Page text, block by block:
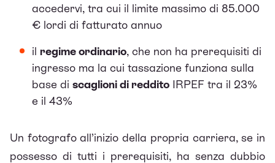
accedervi, tra cui il limite massimo di 85.000
€ lordi di fatturato annuo
il regime ordinario, che non ha prerequisiti di
ingresso ma la cui tassazione funziona sulla
base di scaglioni di reddito IRPEF tra il 23%
e il 43%
Un fotografo all’inizio della propria carriera, se in
possesso di tutti i prerequisiti, ha senza dubbio